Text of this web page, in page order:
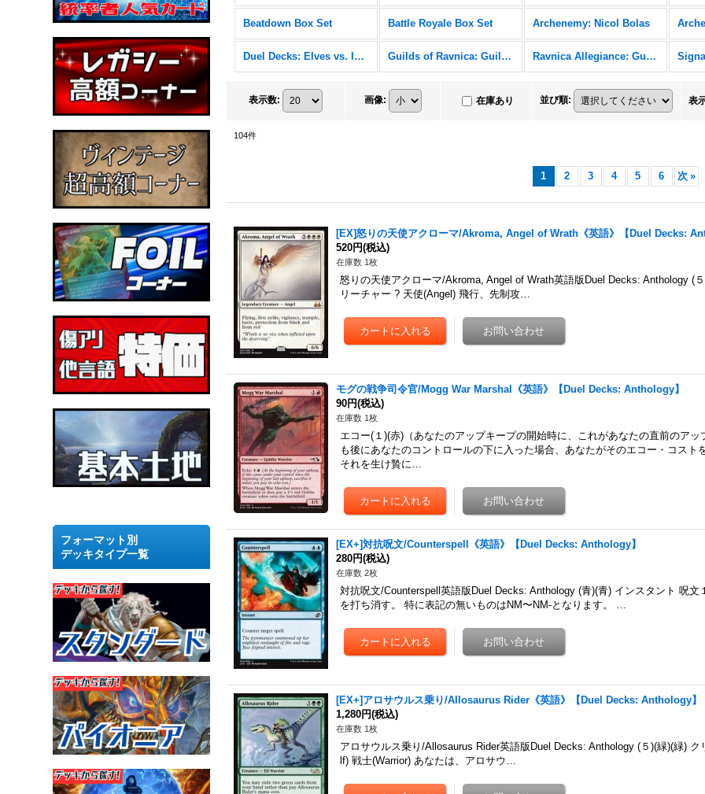
フォーマット別
デッキタイプ一覧
Beatdown Box Set Battle Royale Box Set Archenemy: Nicol Bolas
Duel Decks: Elves vs. Inventors Guilds of Ravnica: Guild Kits Ravnica Allegiance: Guild Kits
表示数: 画像: 在庫あり 並び順: 表
104件
1 2 3 4 5 6 次 »
[EX]怒りの天使アクローマ/Akroma, Angel of Wrath《英語》【Duel Decks:
520円(税込)
在庫数 1枚
怒りの天使アクローマ/Akroma, Angel of Wrath英語版Duel Decks: Anthology (
リーチャー ? 天使(Angel) 飛行、先制攻…
モグの戦争司令官/Mogg War Marshal《英語》【Duel Decks: Anthology】
90円(税込)
在庫数 1枚
エコー(１)(赤)（あなたのアップキープの開始時に、これがあなたの直前のアッ
も後にあなたのコントロールの下に入った場合、あなたがそのエコー・コスト
それを生け贄に…
[EX+]対抗呪文/Counterspell《英語》【Duel Decks: Anthology】
280円(税込)
在庫数 2枚
対抗呪文/Counterspell英語版Duel Decks: Anthology (青)(青) インスタント 呪文
を打ち消す。 特に表記の無いものはNM〜NM-となります。 …
[EX+]アロサウルス乗り/Allosaurus Rider《英語》【Duel Decks: Anthology】
1,280円(税込)
在庫数 1枚
アロサウルス乗り/Allosaurus Rider英語版Duel Decks: Anthology (５)(緑)(緑)
lf) 戦士(Warrior) あなたは、アロサウ…